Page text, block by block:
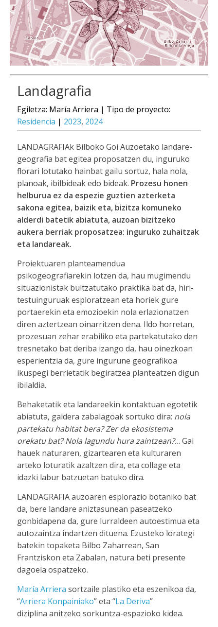
Landagrafia
Egiletza: María Arriera | Tipo de proyecto:
Residencia | 2023, 2024
LANDAGRAFIAk Bilboko Goi Auzoetako landare-
geografia bat egitea proposatzen du, inguruko
florari lotutako hainbat gailu sortuz, hala nola,
planoak, ibilbideak edo bideak. Prozesu honen
helburua ez da espezie guztien azterketa
sakona egitea, baizik eta, bizitza komuneko
alderdi batetik abiatuta, auzoan bizitzeko
aukera berriak proposatzea: inguruko zuhaitzak
eta landareak.
Proiektuaren planteamendua
psikogeografiarekin lotzen da, hau mugimendu
situazionistak bultzatutako praktika bat da, hiri-
testuinguruak esploratzean eta horiek gure
portaerekin eta emozioekin nola erlazionatzen
diren aztertzean oinarritzen dena. Ildo horretan,
prozesuan zehar erabiliko eta partekatutako den
tresnetako bat deriba izango da, hau oinezkoan
esperientzia da, gure ingurune geografikoa
ikuspegi berrietatik begiratzea planteatzen digun
ibilaldia.
Behaketatik eta landareekin kontaktuan egotetik
abiatuta, galdera zabalagoak sortuko dira: nola
partekatu habitat bera? Zer da ekosistema
orekatu bat? Nola lagundu hura zaintzean?… Gai
hauek naturaren, gizartearen eta kulturaren
arteko loturatik azaltzen dira, eta collage eta
idazki labur batzuetan batuko dira.
LANDAGRAFIA auzoaren esplorazio botaniko bat
da, bere landare aniztasunean paseatzeko
gonbidapena da, gure lurraldeen autoestimua eta
autozaintza indartzen dituena. Ezusteko lorategi
batekin topaketa Bilbo Zaharrean, San
Frantziskon eta Zabalan, natura beti presente
dagoela ospatzeko.
María Arriera sortzaile plastiko eta eszenikoa da,
“Arriera Konpainiako” eta “La Deriva”
diziplina anitzeko sorkuntza-espazioko kidea.